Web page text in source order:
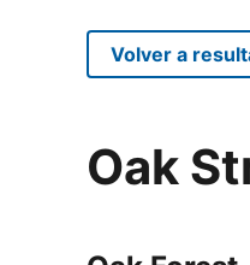
Volver a
Oak